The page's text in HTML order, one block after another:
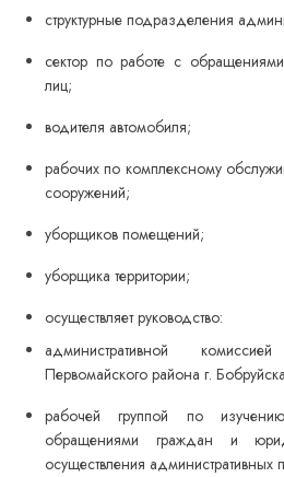
структурные подразделения
сектор по работе с
лиц;
водителя автомобиля;
рабочих по комплексному
сооружений;
уборщиков помещений;
уборщика территории;
осуществляет руководство:
административной
Первомайского района г.
рабочей группой по
обращениями граждан и
осуществления административных